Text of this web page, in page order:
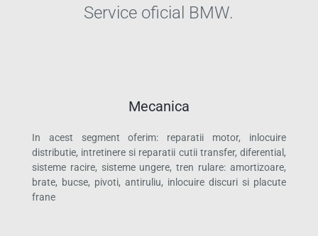
Service oficial BMW.
Mecanica
In acest segment oferim: reparatii motor, inlocuire
distributie, intretinere si reparatii cutii transfer, diferential,
sisteme racire, sisteme ungere, tren rulare: amortizoare,
brate, bucse, pivoti, antiruliu, inlocuire discuri si placute
frane